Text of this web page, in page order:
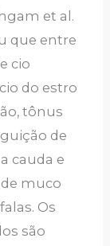
et al.
que entre
cio
do estro
tônus
de
cauda e
muco
Os
são